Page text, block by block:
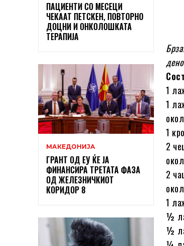
ПАЦИЕНТИ СО МЕСЕЦИ
ЧЕКААТ ПЕТСКЕН, ПОВТОРНО
ДОЦНИ И ОНКОЛОШКАТА
ТЕРАПИЈА
МАКЕДОНИЈА
ГРАНТ ОД ЕУ ЌЕ ЈА
ФИНАНСИРА ТРЕТАТА ФАЗА
ОД ЖЕЛЕЗНИЧКИОТ
КОРИДОР 8
1
1
1
2
2
1
½
½